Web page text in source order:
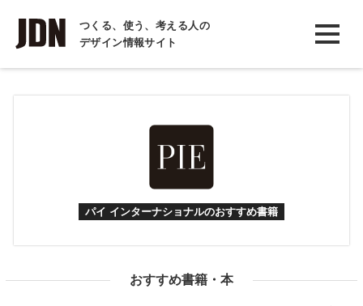
つくる、使う、考える人の
デザイン情報サイト
INTERVIEW
インタビュー
REPORT
パイ インターナショナルのおすすめ書籍
おすすめ書籍・本